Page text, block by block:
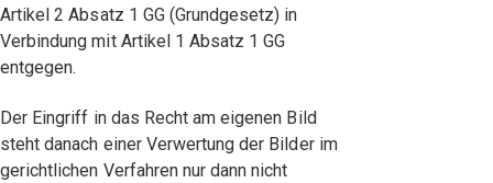
Artikel 2 Absatz 1 GG (Grundgesetz) in
Verbindung mit Artikel 1 Absatz 1 GG
entgegen.
Der Eingriff in das Recht am eigenen Bild
steht danach einer Verwertung der Bilder im
gerichtlichen Verfahren nur dann nicht